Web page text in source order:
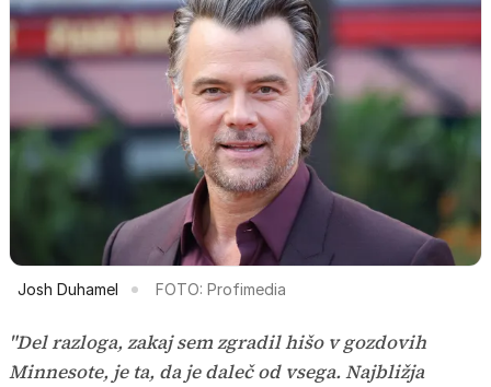
Josh Duhamel FOTO: Profimedia
"Del razloga, zakaj sem zgradil hišo v gozdovih
Minnesote, je ta, da je daleč od vsega. Najbližja